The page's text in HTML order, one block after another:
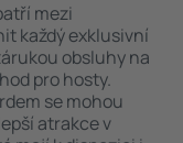
mezi
každý exklusivní
obsluhy na
pro hosty.
se mohou
atrakce v